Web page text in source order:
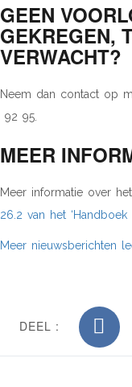
GEEN
GEKREGEN,
VERWACHT?
Neem dan contact op
92 95.
MEER
Meer informatie over
26.2 van het ‘Handboek
Meer nieuwsberichten
DEEL :